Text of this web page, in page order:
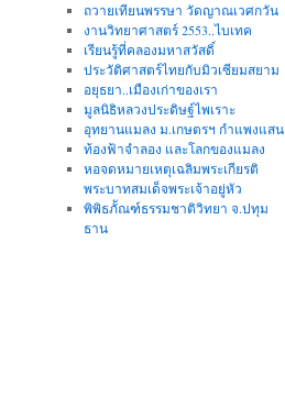
ถวายเทียนพรรษา วัดญาณเวศกวัน
งานวิทยาศาสตร์ 2553..ไบเทค
เรียนรู้ที่คลองมหาสวัสดิ์
ประวัติศาสตร์ไทยกับมิวเซียมสยาม
อยุธยา..เมืองเก่าของเรา
มูลนิธิหลวงประดิษฐ์ไพเราะ
อุทยานแมลง ม.เกษตรฯ กำแพงแสน
ท้องฟ้าจำลอง และโลกของแมลง
หอจดหมายเหตุเฉลิมพระเกียรติ
พระบาทสมเด็จพระเจ้าอยู่หัว
พิพิธภััณฑ์ธรรมชาติวิทยา จ.ปทุม
ธาน